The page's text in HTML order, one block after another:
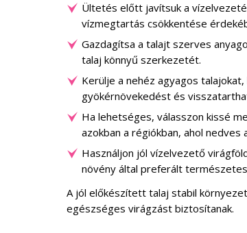
Ültetés előtt javítsuk a
vízmegtartás csökkentése
Gazdagítsa a talajt szerves
talaj könnyű szerkezetét.
Kerülje a nehéz agyagos
gyökérnövekedést és
Ha lehetséges, válasszon kissé
azokban a régiókban, ahol nedves
Használjon jól vízelvezető
növény által preferált
A jól előkészített talaj stabil
egészséges virágzást biztosítanak.